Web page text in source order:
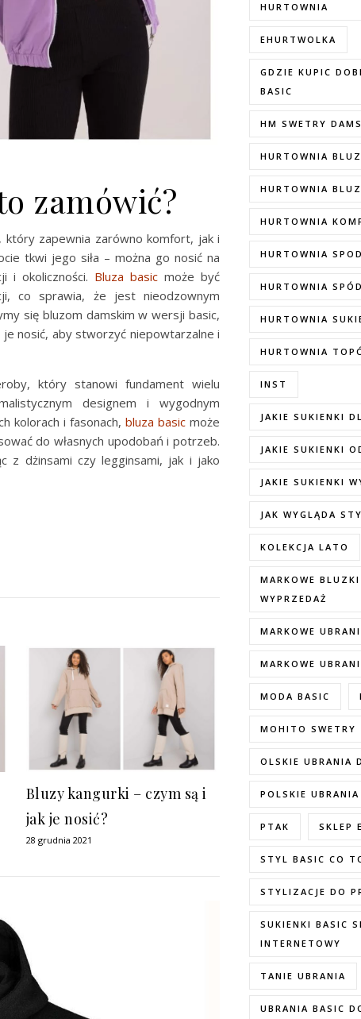
zamówić?
zapewnia zarówno komfort, jak i
tkwi jego siła – można go nosić na
i okoliczności. Bluza basic może być
co sprawia, że jest nieodzownym
się bluzom damskim w wersji basic,
nosić, aby stworzyć niepowtarzalne i
który stanowi fundament wielu
designem i wygodnym
kolorach i fasonach, bluza basicmoże
do własnych upodobań i potrzeb.
z dżinsami czy legginsami, jak i jako
Bluzy kangurki – czym są i
jak je nosić?
28 grudnia 2021
HURTOWNIA
EHURTWOLKA
GDZIE KUPIC
BASIC
HM SWETRY
HURTOWNIA
HURTOWNIA
HURTOWNIA
HURTOWNIA
HURTOWNIA
HURTOWNIA
HURTOWNIA
INST
JAKIE SUKIENKI
JAKIE SUKIENKI
JAKIE SUKIENKI
JAK WYGLĄDA
KOLEKCJA LATO
MARKOWE
WYPRZEDAŻ
MARKOWE
MARKOWE
MODA BASIC
MOHITO SWETRY
OLSKIE UBRANIA
POLSKIE
PTAK SKLEP
STYL BASIC CO
STYLIZACJE DO
SUKIENKI BASIC
INTERNETOWY
TANIE UBRANIA
UBRANIA BASIC